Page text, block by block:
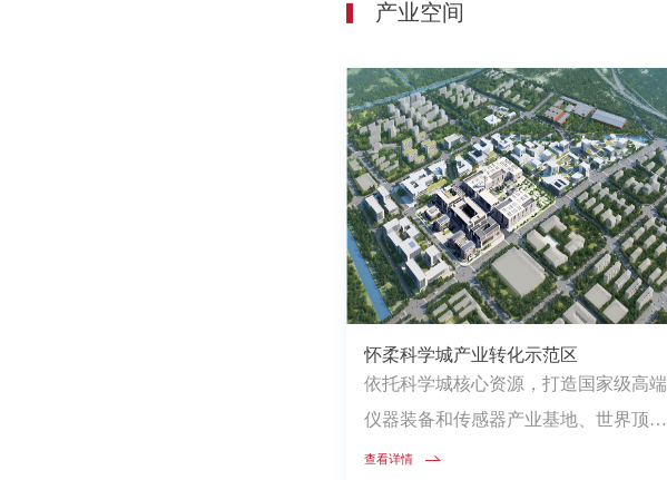
产业空间
怀柔科学城产业转化示范区
依托科学城核心资源，打造国家级高端
仪器装备和传感器产业基地、世界顶级
硬科技孵化器和加速器园区、世界级...
查看详情